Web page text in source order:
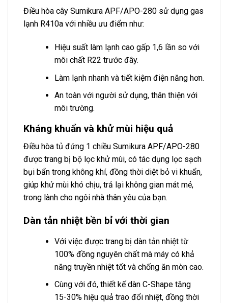
Điều hòa cây Sumikura APF/APO-280 sử dụng gas
lạnh R410a với nhiều ưu điểm như:
Hiệu suất làm lạnh cao gấp 1,6 lần so với
môi chất R22 trước đây.
Làm lạnh nhanh và tiết kiệm điện năng hơn.
An toàn với người sử dụng, thân thiện với
môi trường.
Kháng khuẩn và khử mùi hiệu quả
Điều hòa tủ đứng 1 chiều Sumikura APF/APO-280
được trang bị bộ lọc khử mùi, có tác dụng lọc sạch
bụi bẩn trong không khí, đồng thời diệt bỏ vi khuẩn,
giúp khử mùi khó chịu, trả lại không gian mát mẻ,
trong lành cho ngôi nhà thân yêu của bạn.
Dàn tản nhiệt bền bỉ với thời gian
Với việc được trang bị dàn tản nhiệt từ
100% đồng nguyên chất mà máy có khả
năng truyền nhiệt tốt và chống ăn mòn cao.
Cùng với đó, thiết kế dàn C-Shape tăng
15-30% hiệu quả trao đổi nhiệt, đồng thời